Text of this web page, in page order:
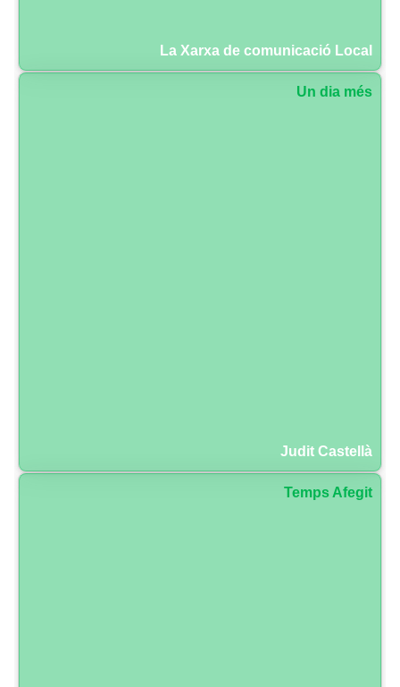
La Xarxa de comunicació Local
Un dia més
Judit Castellà
Temps Afegit